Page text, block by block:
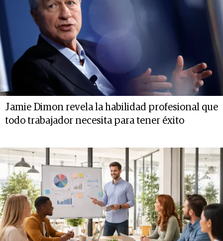
Jamie Dimon revela la habilidad profesional que
todo trabajador necesita para tener éxito